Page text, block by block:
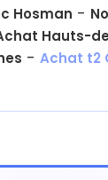
Hosman -
Hauts-
- Achat t2